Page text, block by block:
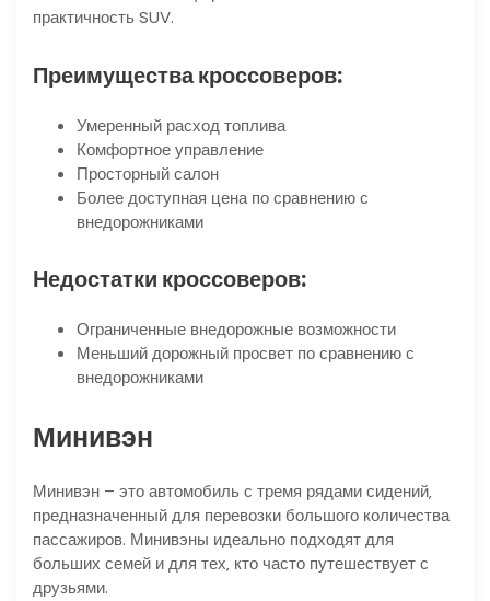
практичность SUV.
Преимущества кроссоверов:
Умеренный расход топлива
Комфортное управление
Просторный салон
Более доступная цена по сравнению с
внедорожниками
Недостатки кроссоверов:
Ограниченные внедорожные возможности
Меньший дорожный просвет по сравнению с
внедорожниками
Минивэн
Минивэн – это автомобиль с тремя рядами сидений‚
предназначенный для перевозки большого количества
пассажиров. Минивэны идеально подходят для
больших семей и для тех‚ кто часто путешествует с
друзьями.